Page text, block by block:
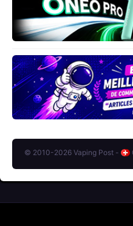
© 2010-2026 Vaping Post -